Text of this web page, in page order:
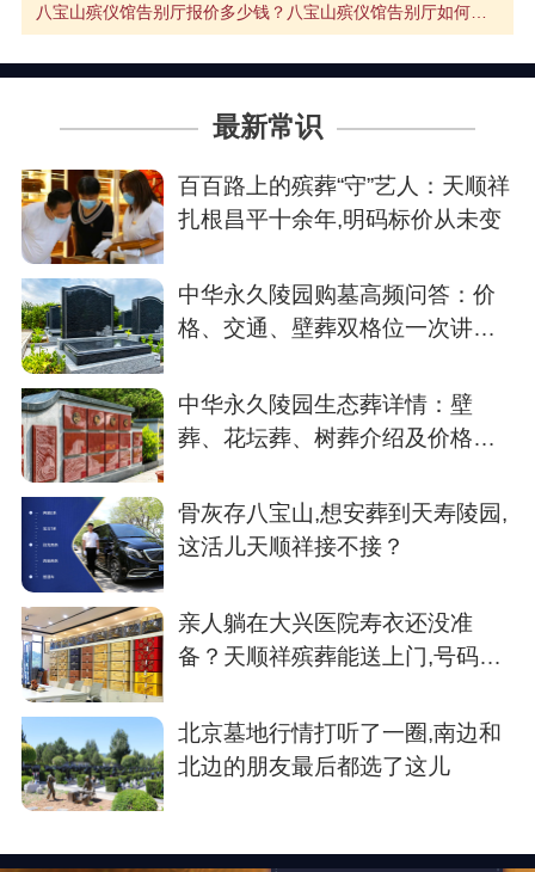
八宝山殡仪馆告别厅报价多少钱？八宝山殡仪馆告别厅如何预约？
最新常识
百百路上的殡葬“守”艺人：天顺祥
扎根昌平十余年,明码标价从未变
中华永久陵园购墓高频问答：价
格、交通、壁葬双格位一次讲清
中华永久陵园生态葬详情：壁
葬、花坛葬、树葬介绍及价格参
骨灰存八宝山,想安葬到天寿陵园,
这活儿天顺祥接不接？
亲人躺在大兴医院寿衣还没准
备？天顺祥殡葬能送上门,号码我
北京墓地行情打听了一圈,南边和
北边的朋友最后都选了这儿